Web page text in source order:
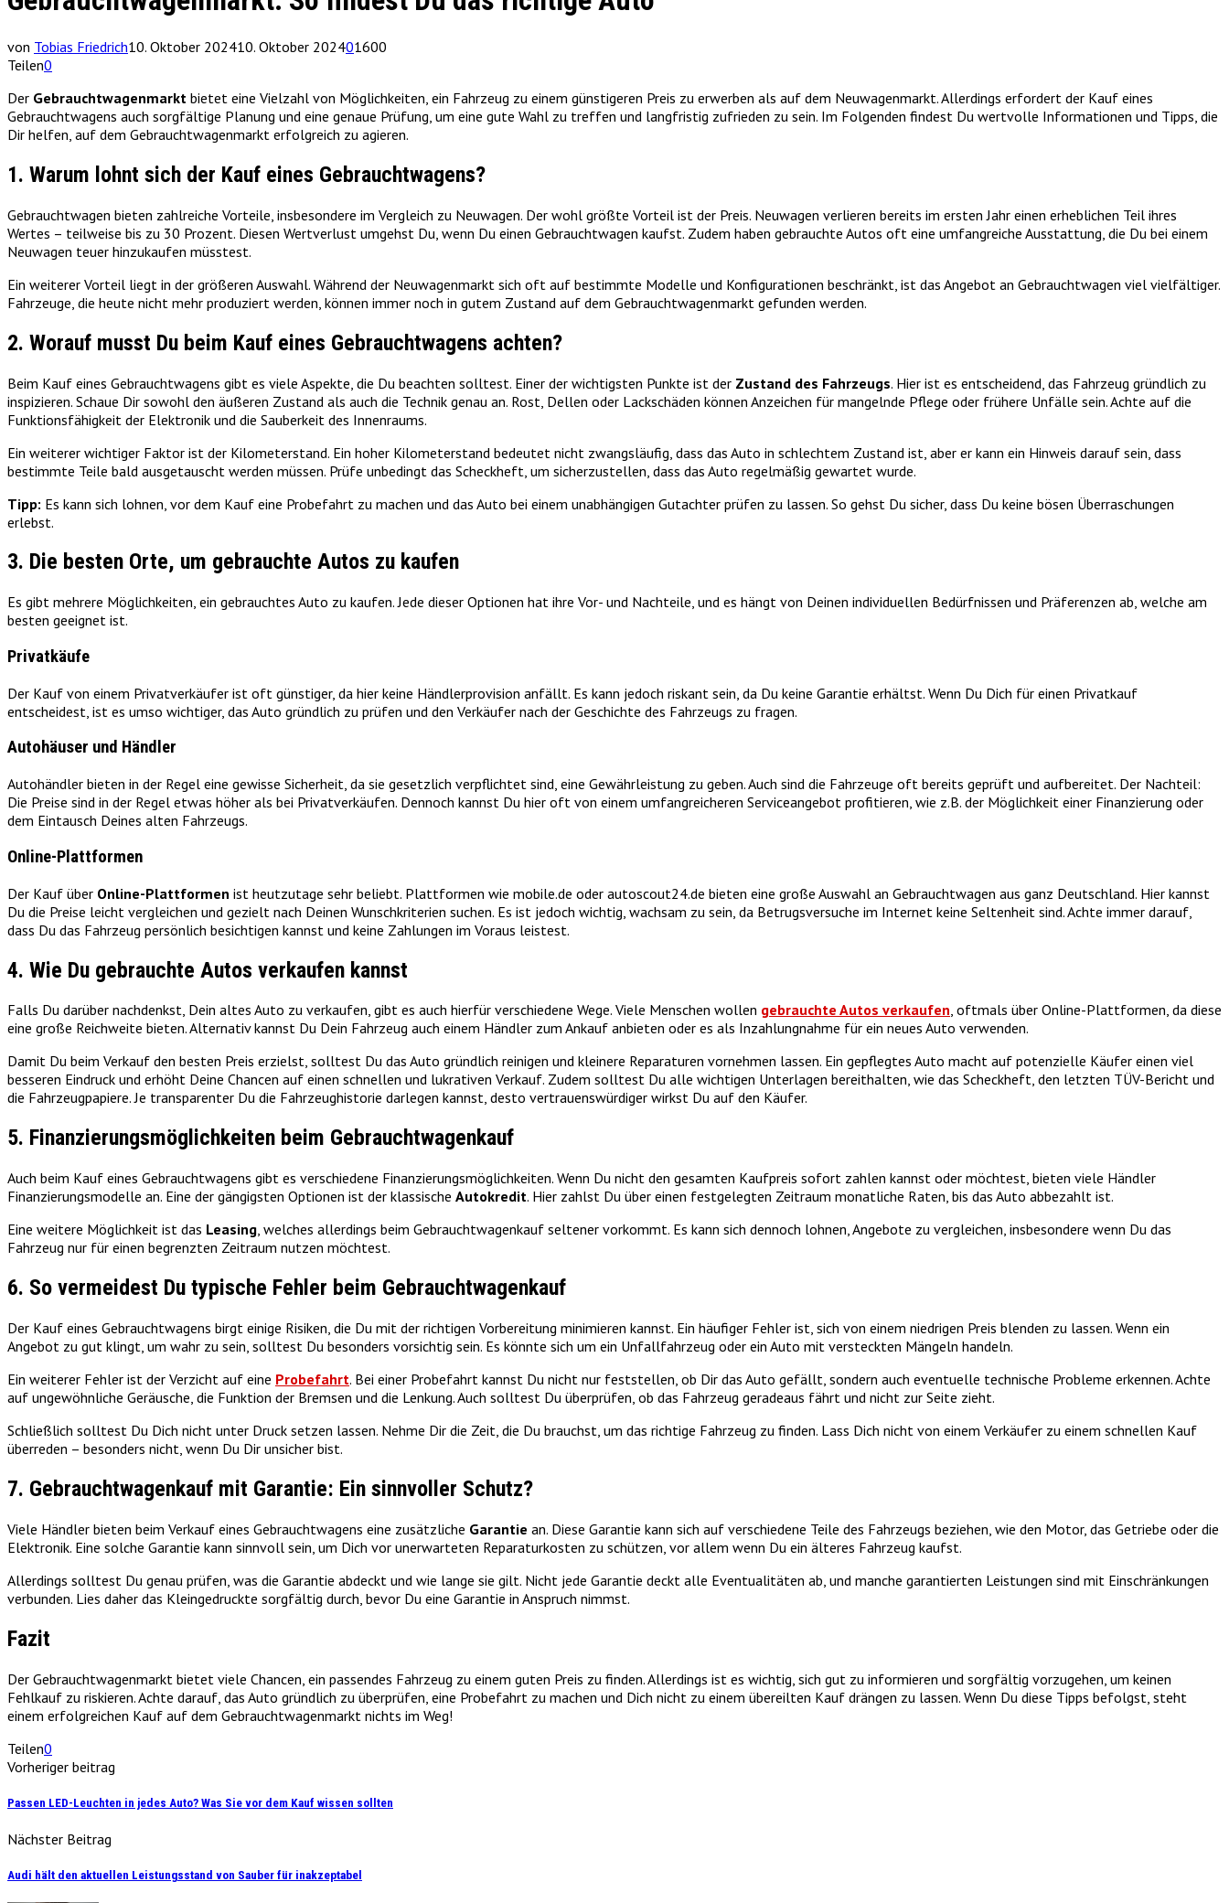
von Tobias Friedrich10. Oktober 202410. Oktober 202401600
Teilen0
Der Gebrauchtwagenmarkt bietet eine Vielzahl von Möglichkeiten, ein Fahrzeug zu einem günstigeren Preis zu erwerben als auf dem Neuwagenmarkt. Allerdings erfordert der Kauf eines
Gebrauchtwagens auch sorgfältige Planung und eine genaue Prüfung, um eine gute Wahl zu treffen und langfristig zufrieden zu sein. Im Folgenden findest Du wertvolle Informationen und Tipps, die
Dir helfen, auf dem Gebrauchtwagenmarkt erfolgreich zu agieren.
1. Warum lohnt sich der Kauf eines Gebrauchtwagens?
Gebrauchtwagen bieten zahlreiche Vorteile, insbesondere im Vergleich zu Neuwagen. Der wohl größte Vorteil ist der Preis. Neuwagen verlieren bereits im ersten Jahr einen erheblichen Teil ihres
Wertes – teilweise bis zu 30 Prozent. Diesen Wertverlust umgehst Du, wenn Du einen Gebrauchtwagen kaufst. Zudem haben gebrauchte Autos oft eine umfangreiche Ausstattung, die Du bei einem
Neuwagen teuer hinzukaufen müsstest.
Ein weiterer Vorteil liegt in der größeren Auswahl. Während der Neuwagenmarkt sich oft auf bestimmte Modelle und Konfigurationen beschränkt, ist das Angebot an Gebrauchtwagen viel vielfältiger.
Fahrzeuge, die heute nicht mehr produziert werden, können immer noch in gutem Zustand auf dem Gebrauchtwagenmarkt gefunden werden.
2. Worauf musst Du beim Kauf eines Gebrauchtwagens achten?
Beim Kauf eines Gebrauchtwagens gibt es viele Aspekte, die Du beachten solltest. Einer der wichtigsten Punkte ist der Zustand des Fahrzeugs. Hier ist es entscheidend, das Fahrzeug gründlich zu
inspizieren. Schaue Dir sowohl den äußeren Zustand als auch die Technik genau an. Rost, Dellen oder Lackschäden können Anzeichen für mangelnde Pflege oder frühere Unfälle sein. Achte auf die
Funktionsfähigkeit der Elektronik und die Sauberkeit des Innenraums.
Ein weiterer wichtiger Faktor ist der Kilometerstand. Ein hoher Kilometerstand bedeutet nicht zwangsläufig, dass das Auto in schlechtem Zustand ist, aber er kann ein Hinweis darauf sein, dass
bestimmte Teile bald ausgetauscht werden müssen. Prüfe unbedingt das Scheckheft, um sicherzustellen, dass das Auto regelmäßig gewartet wurde.
Tipp: Es kann sich lohnen, vor dem Kauf eine Probefahrt zu machen und das Auto bei einem unabhängigen Gutachter prüfen zu lassen. So gehst Du sicher, dass Du keine bösen Überraschungen
erlebst.
3. Die besten Orte, um gebrauchte Autos zu kaufen
Es gibt mehrere Möglichkeiten, ein gebrauchtes Auto zu kaufen. Jede dieser Optionen hat ihre Vor- und Nachteile, und es hängt von Deinen individuellen Bedürfnissen und Präferenzen ab, welche am
besten geeignet ist.
Privatkäufe
Der Kauf von einem Privatverkäufer ist oft günstiger, da hier keine Händlerprovision anfällt. Es kann jedoch riskant sein, da Du keine Garantie erhältst. Wenn Du Dich für einen Privatkauf
entscheidest, ist es umso wichtiger, das Auto gründlich zu prüfen und den Verkäufer nach der Geschichte des Fahrzeugs zu fragen.
Autohäuser und Händler
Autohändler bieten in der Regel eine gewisse Sicherheit, da sie gesetzlich verpflichtet sind, eine Gewährleistung zu geben. Auch sind die Fahrzeuge oft bereits geprüft und aufbereitet. Der Nachteil:
Die Preise sind in der Regel etwas höher als bei Privatverkäufen. Dennoch kannst Du hier oft von einem umfangreicheren Serviceangebot profitieren, wie z.B. der Möglichkeit einer Finanzierung oder
dem Eintausch Deines alten Fahrzeugs.
Online-Plattformen
Der Kauf über Online-Plattformen ist heutzutage sehr beliebt. Plattformen wie mobile.de oder autoscout24.de bieten eine große Auswahl an Gebrauchtwagen aus ganz Deutschland. Hier kannst
Du die Preise leicht vergleichen und gezielt nach Deinen Wunschkriterien suchen. Es ist jedoch wichtig, wachsam zu sein, da Betrugsversuche im Internet keine Seltenheit sind. Achte immer darauf,
dass Du das Fahrzeug persönlich besichtigen kannst und keine Zahlungen im Voraus leistest.
4. Wie Du gebrauchte Autos verkaufen kannst
Falls Du darüber nachdenkst, Dein altes Auto zu verkaufen, gibt es auch hierfür verschiedene Wege. Viele Menschen wollen gebrauchte Autos verkaufen, oftmals über Online-Plattformen, da diese
eine große Reichweite bieten. Alternativ kannst Du Dein Fahrzeug auch einem Händler zum Ankauf anbieten oder es als Inzahlungnahme für ein neues Auto verwenden.
Damit Du beim Verkauf den besten Preis erzielst, solltest Du das Auto gründlich reinigen und kleinere Reparaturen vornehmen lassen. Ein gepflegtes Auto macht auf potenzielle Käufer einen viel
besseren Eindruck und erhöht Deine Chancen auf einen schnellen und lukrativen Verkauf. Zudem solltest Du alle wichtigen Unterlagen bereithalten, wie das Scheckheft, den letzten TÜV-Bericht und
die Fahrzeugpapiere. Je transparenter Du die Fahrzeughistorie darlegen kannst, desto vertrauenswürdiger wirkst Du auf den Käufer.
5. Finanzierungsmöglichkeiten beim Gebrauchtwagenkauf
Auch beim Kauf eines Gebrauchtwagens gibt es verschiedene Finanzierungsmöglichkeiten. Wenn Du nicht den gesamten Kaufpreis sofort zahlen kannst oder möchtest, bieten viele Händler
Finanzierungsmodelle an. Eine der gängigsten Optionen ist der klassische Autokredit. Hier zahlst Du über einen festgelegten Zeitraum monatliche Raten, bis das Auto abbezahlt ist.
Eine weitere Möglichkeit ist das Leasing, welches allerdings beim Gebrauchtwagenkauf seltener vorkommt. Es kann sich dennoch lohnen, Angebote zu vergleichen, insbesondere wenn Du das
Fahrzeug nur für einen begrenzten Zeitraum nutzen möchtest.
6. So vermeidest Du typische Fehler beim Gebrauchtwagenkauf
Der Kauf eines Gebrauchtwagens birgt einige Risiken, die Du mit der richtigen Vorbereitung minimieren kannst. Ein häufiger Fehler ist, sich von einem niedrigen Preis blenden zu lassen. Wenn ein
Angebot zu gut klingt, um wahr zu sein, solltest Du besonders vorsichtig sein. Es könnte sich um ein Unfallfahrzeug oder ein Auto mit versteckten Mängeln handeln.
Ein weiterer Fehler ist der Verzicht auf eine Probefahrt. Bei einer Probefahrt kannst Du nicht nur feststellen, ob Dir das Auto gefällt, sondern auch eventuelle technische Probleme erkennen. Achte
auf ungewöhnliche Geräusche, die Funktion der Bremsen und die Lenkung. Auch solltest Du überprüfen, ob das Fahrzeug geradeaus fährt und nicht zur Seite zieht.
Schließlich solltest Du Dich nicht unter Druck setzen lassen. Nehme Dir die Zeit, die Du brauchst, um das richtige Fahrzeug zu finden. Lass Dich nicht von einem Verkäufer zu einem schnellen Kauf
überreden – besonders nicht, wenn Du Dir unsicher bist.
7. Gebrauchtwagenkauf mit Garantie: Ein sinnvoller Schutz?
Viele Händler bieten beim Verkauf eines Gebrauchtwagens eine zusätzliche Garantie an. Diese Garantie kann sich auf verschiedene Teile des Fahrzeugs beziehen, wie den Motor, das Getriebe oder die
Elektronik. Eine solche Garantie kann sinnvoll sein, um Dich vor unerwarteten Reparaturkosten zu schützen, vor allem wenn Du ein älteres Fahrzeug kaufst.
Allerdings solltest Du genau prüfen, was die Garantie abdeckt und wie lange sie gilt. Nicht jede Garantie deckt alle Eventualitäten ab, und manche garantierten Leistungen sind mit Einschränkungen
verbunden. Lies daher das Kleingedruckte sorgfältig durch, bevor Du eine Garantie in Anspruch nimmst.
Fazit
Der Gebrauchtwagenmarkt bietet viele Chancen, ein passendes Fahrzeug zu einem guten Preis zu finden. Allerdings ist es wichtig, sich gut zu informieren und sorgfältig vorzugehen, um keinen
Fehlkauf zu riskieren. Achte darauf, das Auto gründlich zu überprüfen, eine Probefahrt zu machen und Dich nicht zu einem übereilten Kauf drängen zu lassen. Wenn Du diese Tipps befolgst, steht
einem erfolgreichen Kauf auf dem Gebrauchtwagenmarkt nichts im Weg!
Teilen0
Vorheriger beitrag
Passen LED-Leuchten in jedes Auto? Was Sie vor dem Kauf wissen sollten
Nächster Beitrag
Audi hält den aktuellen Leistungsstand von Sauber für inakzeptabel